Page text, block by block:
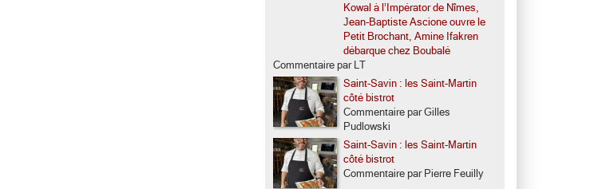
Kowal à l’Impérator de Nîmes,
Jean-Baptiste Ascione ouvre le
Petit Brochant, Amine Ifakren
débarque chez Boubalé
Commentaire par LT
Saint-Savin : les Saint-Martin
côté bistrot
Commentaire par Gilles
Pudlowski
Saint-Savin : les Saint-Martin
côté bistrot
Commentaire par Pierre Feuilly